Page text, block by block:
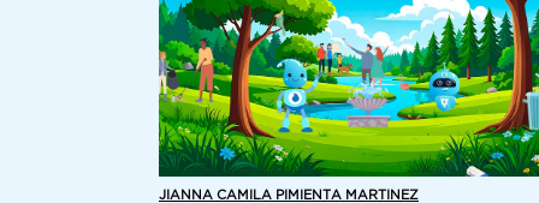
JIANNA CAMILA PIMIENTA MARTINEZ